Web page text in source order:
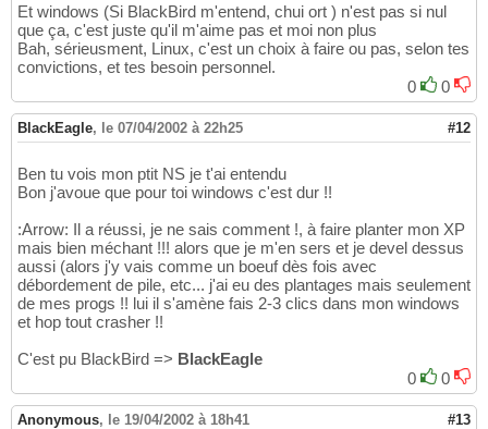
Et windows (Si BlackBird m'entend, chui ort ) n'est pas si nul
que ça, c'est juste qu'il m'aime pas et moi non plus
Bah, sérieusment, Linux, c'est un choix à faire ou pas, selon tes
convictions, et tes besoin personnel.
0
0
BlackEagle, le 07/04/2002 à 22h25 #12
Ben tu vois mon ptit NS je t'ai entendu
Bon j'avoue que pour toi windows c'est dur !!
:Arrow: Il a réussi, je ne sais comment !, à faire planter mon XP
mais bien méchant !!! alors que je m'en sers et je devel dessus
aussi (alors j'y vais comme un boeuf dès fois avec
débordement de pile, etc... j'ai eu des plantages mais seulement
de mes progs !! lui il s'amène fais 2-3 clics dans mon windows
et hop tout crasher !!
C'est pu BlackBird => BlackEagle
0
0
Anonymous, le 19/04/2002 à 18h41 #13